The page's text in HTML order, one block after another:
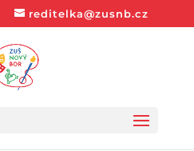
reditelka@zusnb.cz